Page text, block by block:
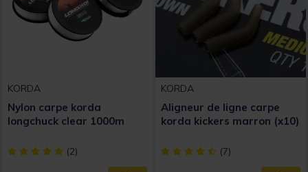
KORDA
Nylon carpe korda
longchuck clear 1000m
[object Object] out of 5 Customer Rating
(2)
KORDA
Aligneur de ligne carpe
korda kickers marron (x10)
[object Object] out of 5
(7)